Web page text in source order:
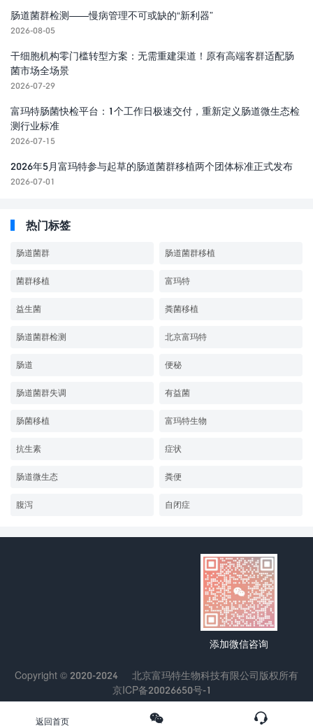
肠道菌群检测——慢病管理不可或缺的“新利器”
2026-08-05
干细胞机构零门槛转型方案：无需重建渠道！原有高端客群适配肠
菌市场全场景
2026-07-29
富玛特肠菌快检平台：1个工作日极速交付，重新定义肠道微生态检
测行业标准
2026-07-15
2026年5月富玛特参与起草的肠道菌群移植两个团体标准正式发布
2026-07-01
热门标签
肠道菌群 肠道菌群移植
菌群移植 富玛特
益生菌 粪菌移植
肠道菌群检测 北京富玛特
肠道 便秘
肠道菌群失调 有益菌
肠菌移植 富玛特生物
抗生素 症状
肠道微生态 粪便
腹泻 自闭症
返回首页
添加微信咨询
Copyright © 2020-2024 北京富玛特生物科技有限公司版权所有
京ICP备20026650号-1